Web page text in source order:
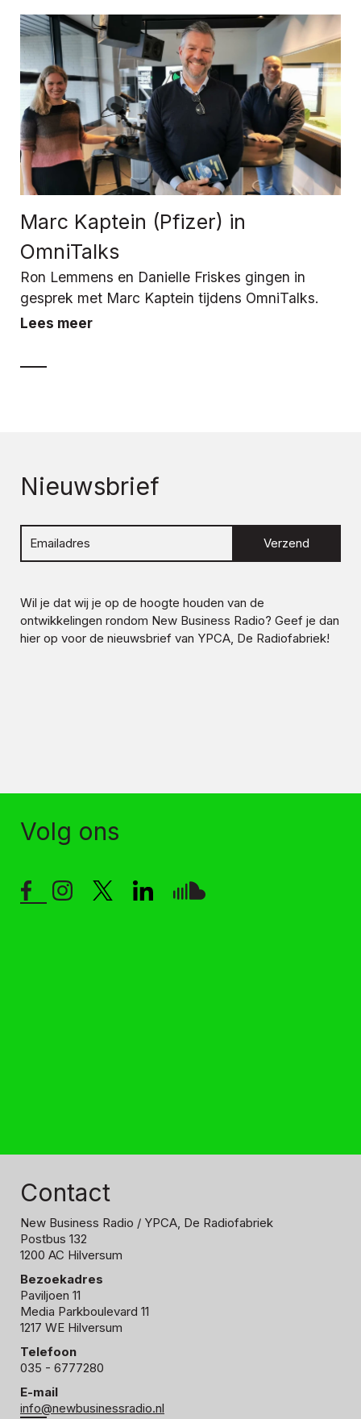
Marc Kaptein (Pfizer) in
OmniTalks
Ron Lemmens en Danielle Friskes gingen in
gesprek met Marc Kaptein tijdens OmniTalks.
Lees meer
Nieuwsbrief
Verzend
Wil je dat wij je op de hoogte houden van de
ontwikkelingen rondom New Business Radio? Geef je dan
hier op voor de nieuwsbrief van YPCA, De Radiofabriek!
Volg ons
Contact
New Business Radio / YPCA, De Radiofabriek
Postbus 132
1200 AC Hilversum
Bezoekadres
Paviljoen 11
Media Parkboulevard 11
1217 WE Hilversum
Telefoon
035 - 6777280
E-mail
info@newbusinessradio.nl